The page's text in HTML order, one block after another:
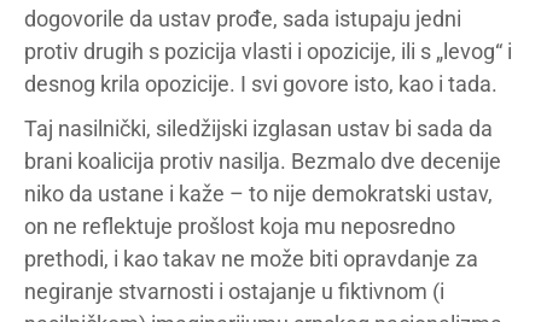
dogovorile da ustav prođe, sada istupaju jedni
protiv drugih s pozicija vlasti i opozicije, ili s „levog“ i
desnog krila opozicije. I svi govore isto, kao i tada.
Taj nasilnički, siledžijski izglasan ustav bi sada da
brani koalicija protiv nasilja. Bezmalo dve decenije
niko da ustane i kaže – to nije demokratski ustav,
on ne reflektuje prošlost koja mu neposredno
prethodi, i kao takav ne može biti opravdanje za
negiranje stvarnosti i ostajanje u fiktivnom (i